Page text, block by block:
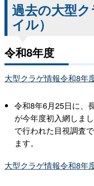
過去の大型
イル）
令和8年度
大型クラゲ情報令和8年
令和8年6月25日に、
が今年度初入網しま
で行われた目視調査
ます。
大型クラゲ情報令和8年